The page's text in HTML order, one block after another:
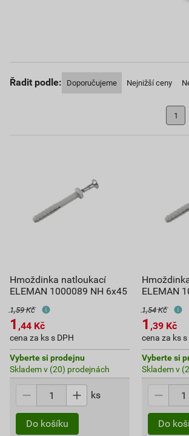
Řadit podle: Doporučujeme Nejnižší ceny
1
Hmoždinka natloukací
ELEMAN 1000089 NH 6x45
1,59 Kč
1 ,44 Kč
cena za ks s DPH
Vyberte si prodejnu
Skladem v (20) prodejnách
ks
Do košíku
ELEMAN
1,54 Kč
1 ,39 Kč
cena za ks s
Vyberte si
Skladem v
Do